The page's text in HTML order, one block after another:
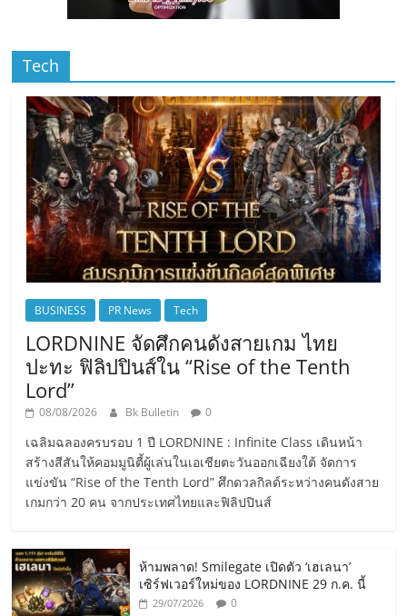
Tech
BUSINESS PR News Tech
LORDNINE จัดศึกคนดังสายเกม ไทย
ปะทะ ฟิลิปปินส์ใน “Rise of the Tenth
Lord”
08/08/2026 Bk Bulletin 0
เฉลิมฉลองครบรอบ 1 ปี LORDNINE : Infinite Class เดินหน้า
สร้างสีสันให้คอมมูนิตี้ผู้เล่นในเอเชียตะวันออกเฉียงใต้ จัดการ
แข่งขัน “Rise of the Tenth Lord” ศึกดวลกิลด์ระหว่างคนดังสาย
เกมกว่า 20 คน จากประเทศไทยและฟิลิปปินส์
ห้ามพลาด! Smilegate เปิดตัว ‘เฮเลนา’
เซิร์ฟเวอร์ใหม่ของ LORDNINE 29 ก.ค. นี้
29/07/2026 0